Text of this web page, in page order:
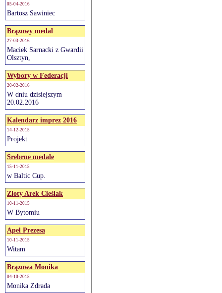
05-04-2016
Bartosz Sawiniec
Brązowy medal
27-03-2016
Maciek Sarnacki z Gwardii
Olsztyn,
Wybory w Federacji
20-02-2016
W dniu dzisiejszym
20.02.2016
Kalendarz imprez 2016
14-12-2015
Projekt
Srebrne medale
15-11-2015
w Baltic Cup.
Złoty Arek Cieślak
10-11-2015
W Bytomiu
Apel Prezesa
10-11-2015
Witam
Brązowa Monika
04-10-2015
Monika Zdrada